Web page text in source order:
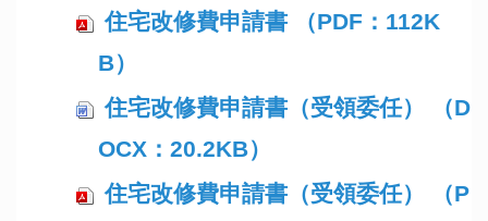
住宅改修費申請書 （PDF：112K
B）
住宅改修費申請書（受領委任） （D
OCX：20.2KB）
住宅改修費申請書（受領委任） （P